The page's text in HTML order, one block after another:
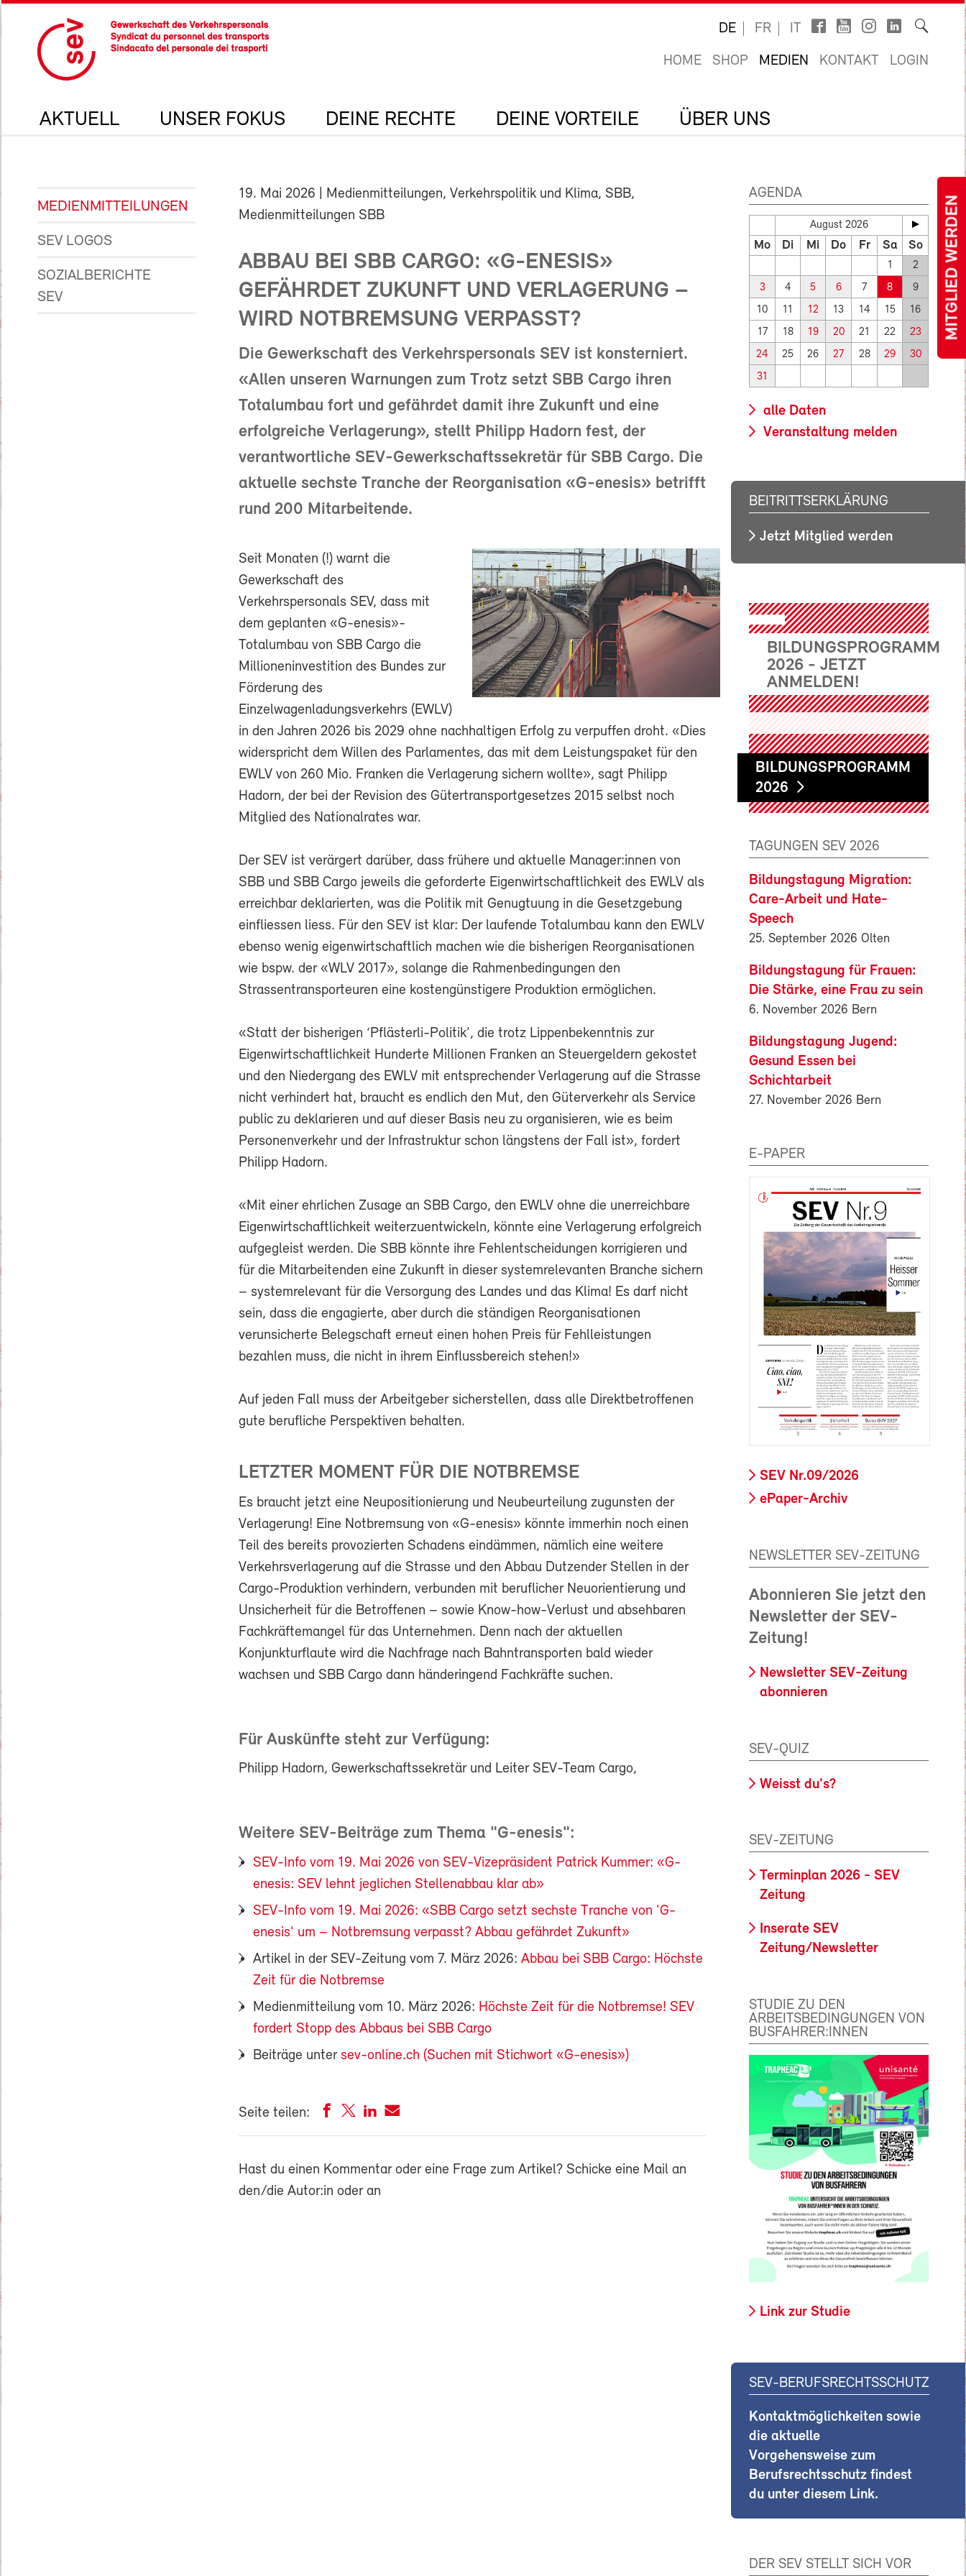
MITGLIED WERDEN
DE FR IT
HOME SHOP MEDIEN KONTAKT LOGIN
AKTUELL UNSER FOKUS DEINE RECHTE DEINE VORTEILE ÜBER UNS
MEDIENMITTEILUNGEN
SEV LOGOS
SOZIALBERICHTE
SEV
19. Mai 2026 | Medienmitteilungen, Verkehrspolitik und Klima, SBB,
Medienmitteilungen SBB
ABBAU BEI SBB CARGO: «G-ENESIS»
GEFÄHRDET ZUKUNFT UND VERLAGERUNG –
WIRD NOTBREMSUNG VERPASST?
Die Gewerkschaft des Verkehrspersonals SEV ist konsterniert.
«Allen unseren Warnungen zum Trotz setzt SBB Cargo ihren
Totalumbau fort und gefährdet damit ihre Zukunft und eine
erfolgreiche Verlagerung», stellt Philipp Hadorn fest, der
verantwortliche SEV-Gewerkschaftssekretär für SBB Cargo. Die
aktuelle sechste Tranche der Reorganisation «G-enesis» betrifft
rund 200 Mitarbeitende.
Seit Monaten (!) warnt die
Gewerkschaft des
Verkehrspersonals SEV, dass mit
dem geplanten «G-enesis»-
Totalumbau von SBB Cargo die
Millioneninvestition des Bundes zur
Förderung des
Einzelwagenladungsverkehrs (EWLV)
in den Jahren 2026 bis 2029 ohne nachhaltigen Erfolg zu verpuffen droht. «Dies
widerspricht dem Willen des Parlamentes, das mit dem Leistungspaket für den
EWLV von 260 Mio. Franken die Verlagerung sichern wollte», sagt Philipp
Hadorn, der bei der Revision des Gütertransportgesetzes 2015 selbst noch
Mitglied des Nationalrates war.
Der SEV ist verärgert darüber, dass frühere und aktuelle Manager:innen von
SBB und SBB Cargo jeweils die geforderte Eigenwirtschaftlichkeit des EWLV als
erreichbar deklarierten, was die Politik mit Genugtuung in die Gesetzgebung
einfliessen liess. Für den SEV ist klar: Der laufende Totalumbau kann den EWLV
ebenso wenig eigenwirtschaftlich machen wie die bisherigen Reorganisationen
wie bspw. der «WLV 2017», solange die Rahmenbedingungen den
Strassentransporteuren eine kostengünstigere Produktion ermöglichen.
«Statt der bisherigen ‘Pflästerli-Politik’, die trotz Lippenbekenntnis zur
Eigenwirtschaftlichkeit Hunderte Millionen Franken an Steuergeldern gekostet
und den Niedergang des EWLV mit entsprechender Verlagerung auf die Strasse
nicht verhindert hat, braucht es endlich den Mut, den Güterverkehr als Service
public zu deklarieren und auf dieser Basis neu zu organisieren, wie es beim
Personenverkehr und der Infrastruktur schon längstens der Fall ist», fordert
Philipp Hadorn.
«Mit einer ehrlichen Zusage an SBB Cargo, den EWLV ohne die unerreichbare
Eigenwirtschaftlichkeit weiterzuentwickeln, könnte eine Verlagerung erfolgreich
aufgegleist werden. Die SBB könnte ihre Fehlentscheidungen korrigieren und
für die Mitarbeitenden eine Zukunft in dieser systemrelevanten Branche sichern
– systemrelevant für die Versorgung des Landes und das Klima! Es darf nicht
sein, dass die engagierte, aber durch die ständigen Reorganisationen
verunsicherte Belegschaft erneut einen hohen Preis für Fehlleistungen
bezahlen muss, die nicht in ihrem Einflussbereich stehen!»
Auf jeden Fall muss der Arbeitgeber sicherstellen, dass alle Direktbetroffenen
gute berufliche Perspektiven behalten.
LETZTER MOMENT FÜR DIE NOTBREMSE
Es braucht jetzt eine Neupositionierung und Neubeurteilung zugunsten der
Verlagerung! Eine Notbremsung von «G-enesis» könnte immerhin noch einen
Teil des bereits provozierten Schadens eindämmen, nämlich eine weitere
Verkehrsverlagerung auf die Strasse und den Abbau Dutzender Stellen in der
Cargo-Produktion verhindern, verbunden mit beruflicher Neuorientierung und
Unsicherheit für die Betroffenen – sowie Know-how-Verlust und absehbaren
Fachkräftemangel für das Unternehmen. Denn nach der aktuellen
Konjunkturflaute wird die Nachfrage nach Bahntransporten bald wieder
wachsen und SBB Cargo dann händeringend Fachkräfte suchen.
Für Auskünfte steht zur Verfügung:
Philipp Hadorn, Gewerkschaftssekretär und Leiter SEV-Team Cargo,
Weitere SEV-Beiträge zum Thema "G-enesis":
SEV-Info vom 19. Mai 2026 von SEV-Vizepräsident Patrick Kummer: «G-
enesis: SEV lehnt jeglichen Stellenabbau klar ab»
SEV-Info vom 19. Mai 2026: «SBB Cargo setzt sechste Tranche von 'G-
enesis' um – Notbremsung verpasst? Abbau gefährdet Zukunft»
Artikel in der SEV-Zeitung vom 7. März 2026: Abbau bei SBB Cargo: Höchste
Zeit für die Notbremse
Medienmitteilung vom 10. März 2026: Höchste Zeit für die Notbremse! SEV
fordert Stopp des Abbaus bei SBB Cargo
Beiträge unter sev-online.ch (Suchen mit Stichwort «G-enesis»)
Seite teilen:
Hast du einen Kommentar oder eine Frage zum Artikel? Schicke eine Mail an
den/die Autor:in oder an
AGENDA
August 2026
Mo Di Mi Do Fr Sa So
1 2
3 4 5 6 7 8 9
10 11 12 13 14 15 16
17 18 19 20 21 22 23
24 25 26 27 28 29 30
31
alle Daten
Veranstaltung melden
BEITRITTSERKLÄRUNG
Jetzt Mitglied werden
BILDUNGSPROGRAMM
2026 - JETZT
ANMELDEN!
BILDUNGSPROGRAMM
2026
TAGUNGEN SEV 2026
Bildungstagung Migration:
Care-Arbeit und Hate-
Speech
25. September 2026 Olten
Bildungstagung für Frauen:
Die Stärke, eine Frau zu sein
6. November 2026 Bern
Bildungstagung Jugend:
Gesund Essen bei
Schichtarbeit
27. November 2026 Bern
E-PAPER
SEV Nr.09/2026
ePaper-Archiv
NEWSLETTER SEV-ZEITUNG
Abonnieren Sie jetzt den
Newsletter der SEV-
Zeitung!
Newsletter SEV-Zeitung
abonnieren
SEV-QUIZ
Weisst du's?
SEV-ZEITUNG
Terminplan 2026 - SEV
Zeitung
Inserate SEV
Zeitung/Newsletter
STUDIE ZU DEN
ARBEITSBEDINGUNGEN VON
BUSFAHRER:INNEN
Link zur Studie
SEV-BERUFSRECHTSSCHUTZ
Kontaktmöglichkeiten sowie
die aktuelle
Vorgehensweise zum
Berufsrechtsschutz findest
du unter diesem Link.
DER SEV STELLT SICH VOR